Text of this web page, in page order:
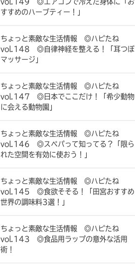
vol.149 ◎エアコンで冷えた身体に「お
すすめのハーブティー！」
ちょっと素敵な生活情報 ◎ハピたね
vol.148 ◎自律神経を整える！「耳つぼ
マッサージ」
ちょっと素敵な生活情報 ◎ハピたね
vol.147 ◎日本でここだけ！「希少動物
に会える動物園」
ちょっと素敵な生活情報 ◎ハピたね
vol.146 ◎スペパって知ってる？「限ら
れた空間を有効に使おう！」
ちょっと素敵な生活情報 ◎ハピたね
vol.145 ◎食欲そそる！「田宮おすすめ
世界の調味料3選！」
ちょっと素敵な生活情報 ◎ハピたね
vol.143 ◎食品用ラップの意外な活用
術！